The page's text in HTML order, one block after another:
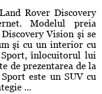
Rover Discovery
Modelul preia
Vision şi se
şi cu un interior cu
Sport, înlocuitorul lui
de prezentarea de la
este un SUV cu
...